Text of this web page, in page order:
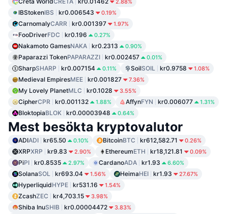
2.88%
IBStokenIBS kr0.006543 0.19%
CarnomalyCARR kr0.001397 1.97%
FooDriverFDC kr0.196 0.27%
Nakamoto GamesNAKA kr0.2313 0.90%
Paparazzi TokenPAPARAZZI kr0.002457 0.01%
SharpSHARP kr0.007154 0.11% SoilSOIL kr0.9758 1.08%
Medieval EmpiresMEE kr0.001827 7.36%
My Lovely PlanetMLC kr0.1028 3.55%
CipherCPR kr0.001132 1.88% AffynFYN kr0.006077 1.31%
BloktopiaBLOK kr0.00003948 0.64%
Mest besökta kryptovalutor
ADIADI kr65.50 0.10% BitcoinBTC kr612,582.71 0.26%
XRPXRP kr9.83 2.90% EthereumETH kr18,121.81 0.09%
PiPI kr0.8535 2.97% CardanoADA kr1.93 6.60%
SolanaSOL kr693.04 1.56% HeimaHEI kr1.93 27.67%
HyperliquidHYPE kr531.16 1.54%
ZcashZEC kr4,703.15 3.98%
Shiba InuSHIB kr0.00004472 3.83%